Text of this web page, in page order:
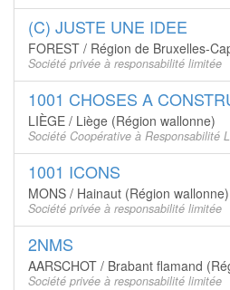
(C) JUSTE UNE IDEE
FOREST / Région de Bruxelles-
Société privée à responsabilité limitée
1001 CHOSES A
LIÈGE / Liège (Région wallonne)
Société Coopérative à Responsabilité
1001 ICONS
MONS / Hainaut (Région wallonne)
Société privée à responsabilité limitée
2NMS
AARSCHOT / Brabant flamand
Société privée à responsabilité limitée